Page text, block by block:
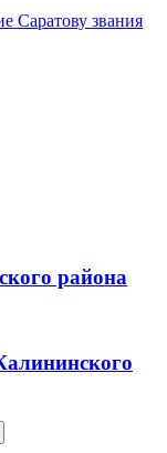
Саратову звания
района